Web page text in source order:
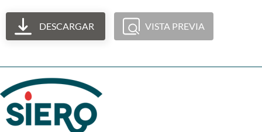
DESCARGAR VISTA PREVIA